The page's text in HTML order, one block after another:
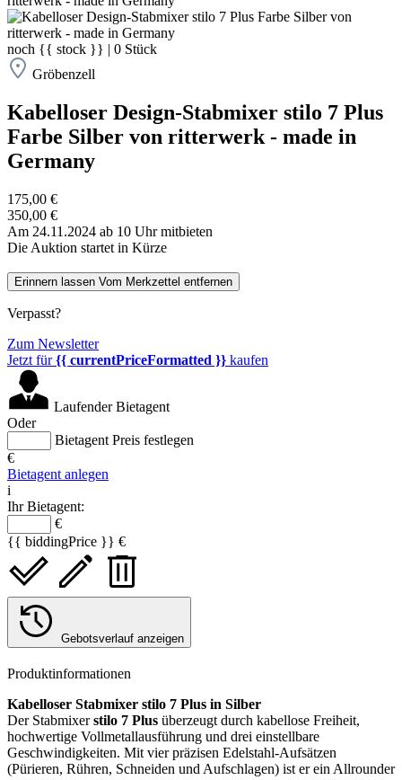
noch {{ stock }} | 0 Stück
Gröbenzell
Kabelloser Design-Stabmixer stilo 7 Plus
Farbe Silber von ritterwerk - made in
Germany
175,00 €
350,00 €
Am 24.11.2024 ab 10 Uhr mitbieten
Die Auktion startet in Kürze
Erinnern lassen Vom Merkzettel entfernen
Verpasst?
Zum Newsletter
Jetzt für{{ currentPriceFormatted }} kaufen
Laufender Bietagent
Oder
Bietagent Preis festlegen
€
Bietagent anlegen
i
Ihr Bietagent:
€
{{ biddingPrice }} €
Gebotsverlauf anzeigen
Produktinformationen
Kabelloser Stabmixer stilo 7 Plus in Silber
Der Stabmixerstilo 7 Plus überzeugt durch kabellose Freiheit,
hochwertige Vollmetallausführung und drei einstellbare
Geschwindigkeiten. Mit vier präzisen Edelstahl-Aufsätzen
(Pürieren, Rühren, Schneiden und Aufschlagen) ist er ein Allrounder